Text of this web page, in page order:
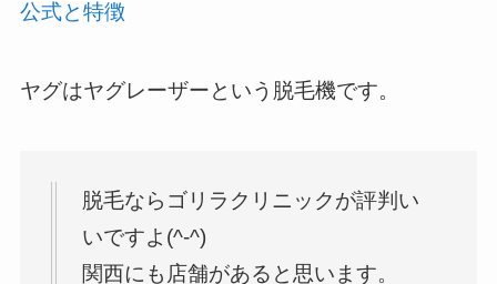
公式と特徴
ヤグはヤグレーザーという脱毛機です。
脱毛ならゴリラクリニックが評判い
いですよ(^-^)
関西にも店舗があると思います。